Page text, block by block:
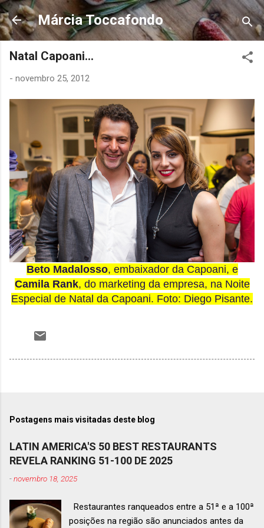
Pular para o conteúdo principal
Márcia Toccafondo
Natal Capoani...
- novembro 25, 2012
Beto Madalosso, embaixador da Capoani, e
Camila Rank, do marketing da empresa, na Noite
Especial de Natal da Capoani. Foto: Diego Pisante.
Postagens mais visitadas deste blog
LATIN AMERICA'S 50 BEST RESTAURANTS
REVELA RANKING 51-100 DE 2025
-novembro 18, 2025
Restaurantes ranqueados entre a 51ª e a 100ª
posições na região são anunciados antes da